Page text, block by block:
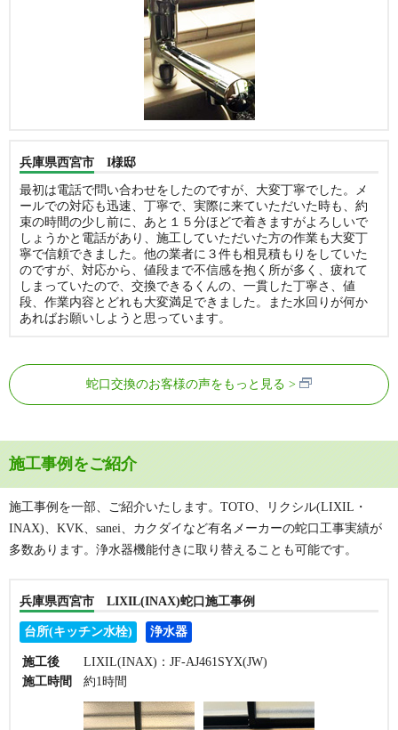
兵庫県西宮市 I様邸
最初は電話で問い合わせをしたのですが、大変丁寧でした。メ
ールでの対応も迅速、丁寧で、実際に来ていただいた時も、約
束の時間の少し前に、あと１５分ほどで着きますがよろしいで
しょうかと電話があり、施工していただいた方の作業も大変丁
寧で信頼できました。他の業者に３件も相見積もりをしていた
のですが、対応から、値段まで不信感を抱く所が多く、疲れて
しまっていたので、交換できるくんの、一貫した丁寧さ、値
段、作業内容とどれも大変満足できました。また水回りが何か
あればお願いしようと思っています。
蛇口交換のお客様の声をもっと見る
施工事例をご紹介
施工事例を一部、ご紹介いたします。TOTO、リクシル(LIXIL・
INAX)、KVK、sanei、カクダイなど有名メーカーの蛇口工事実績が
多数あります。浄水器機能付きに取り替えることも可能です。
兵庫県西宮市 LIXIL(INAX)蛇口施工事例
台所(キッチン水栓) 浄水器
施工後
LIXIL(INAX)：JF-AJ461SYX(JW)
施工時間
約1時間